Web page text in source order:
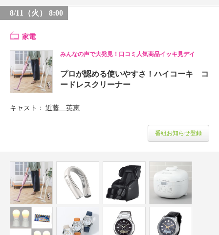
8/11（火） 8:00
家電
みんなの声で大発見！口コミ人気商品イッキ見デイ
プロが認める使いやすさ！ハイコーキ コ
ードレスクリーナー
キャスト 近藤 英恵
番組お知らせ登録